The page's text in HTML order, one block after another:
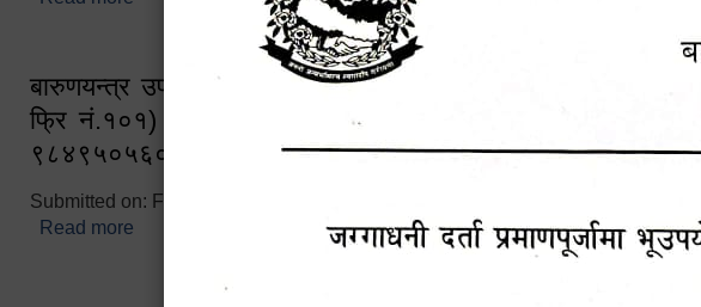
बारुणयन्त्र उपशाखा इन्चार्जको सम्पर्क नं. ९८४१६४५३५६ (टोल
फ्रि नं.१०१) फोन नं. ०५७-५२०६७७ शव बहान चालकको नं.
९८४९५०५६००
Submitted on: Fri, 02/25/2022 - 10:50
Read more about बारुणयन्त्र उपशाखा इन्चार्जको सम्पर्क नं. ९८४१६४५३५६ (टोल फ्रि
नं.१०१) फोन नं. ०५७-५२०६७७ शव बहान चालकको नं. ९८४९५०५६००